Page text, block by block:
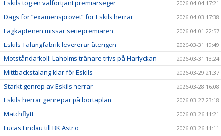
Eskils tog en välförtjänt premiärseger 2026-04-04 17:21
Dags för ”examensprovet” för Eskils herrar 2026-04-03 17:38
Lagkaptenen missar seriepremiären 2026-04-01 22:57
Eskils Talangfabrik levererar återigen 2026-03-31 19:49
Motståndarkoll: Laholms tränare trivs på Harlyckan 2026-03-31 13:24
Mittbackstalang klar för Eskils 2026-03-29 21:37
Starkt genrep av Eskils herrar 2026-03-28 16:08
Eskils herrar genrepar på bortaplan 2026-03-27 23:18
Matchflytt 2026-03-26 11:21
Lucas Lindau till BK Astrio 2026-03-26 11:11